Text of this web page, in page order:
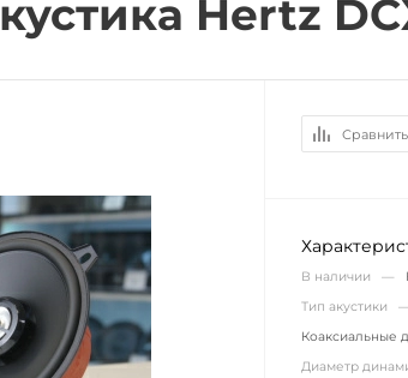
Hertz
Сравнить
В наличии —
Тип акустики
Коаксиальные
Диаметр